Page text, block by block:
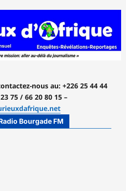
nous au: +226 25 44 44
75 / 66 20 80 15 –
Bourgade FM